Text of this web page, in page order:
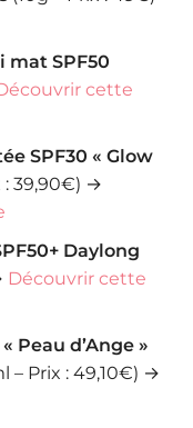
mat SPF50
cette
SPF30 « Glow
: 39,90€) →
Daylong
Découvrir cette
Peau d’Ange »
– Prix : 49,10€) →